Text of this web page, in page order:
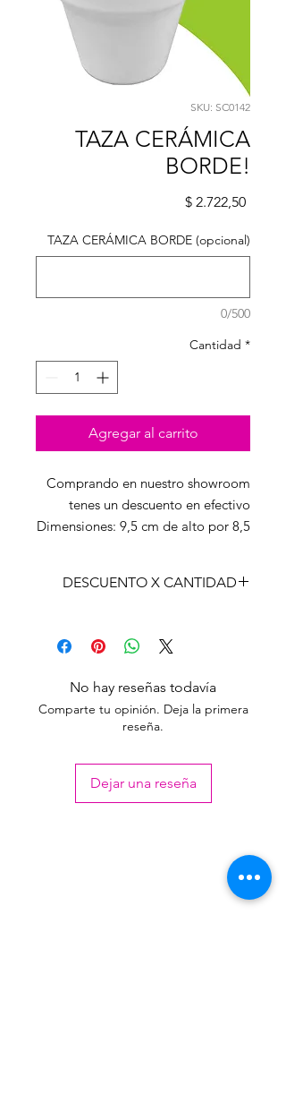
SKU: SC0142
TAZA CERÁMICA
BORDE!
$ 2.722,50Precio
TAZA CERÁMICA BORDE (opcional)
0/500
Cantidad *
Agregar al carrito
Comprando en nuestro showroom
tenes un descuento en efectivo
Dimensiones: 9,5 cm de alto por 8,5
segundos Presión: Alta
DESCUENTO X CANTIDAD
LISTA
Unidad
$
2.250,00
2722,50
No hay reseñas todavía
Comparte tu opinión. Deja la primera
reseña.
Dejar una reseña